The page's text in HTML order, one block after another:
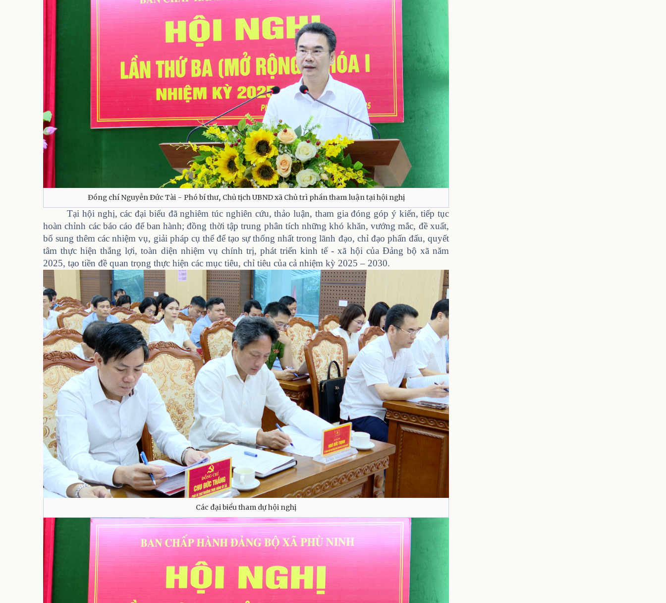
Đồng chí Nguyễn Đức Tài - Phó bí thư, Chủ tịch UBND xã Chủ trì phần tham luận tại hội nghị
Tại hội nghị, các đại biểu đã nghiêm túc nghiên cứu, thảo luận, tham gia đóng góp ý kiến, tiếp tục
hoàn chỉnh các báo cáo để ban hành; đồng thời tập trung phân tích những khó khăn, vướng mắc, đề xuất,
bổ sung thêm các nhiệm vụ, giải pháp cụ thể để tạo sự thống nhất trong lãnh đạo, chỉ đạo phấn đấu, quyết
tâm thực hiện thắng lợi, toàn diện nhiệm vụ chính trị, phát triển kinh tế - xã hội của Đảng bộ xã năm
2025, tạo tiền đề quan trọng thực hiện các mục tiêu, chỉ tiêu của cả nhiệm kỳ 2025 – 2030.
Các đại biểu tham dự hội nghị